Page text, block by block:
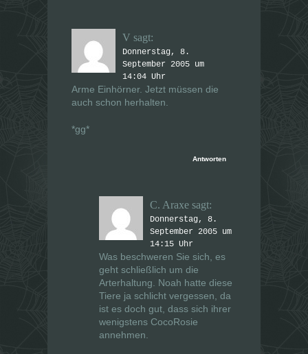
V sagt:
Donnerstag, 8.
September 2005 um
14:04 Uhr
Arme Einhörner. Jetzt müssen die
auch schon herhalten.
*gg*
Antworten
C. Araxe sagt:
Donnerstag, 8.
September 2005 um
14:15 Uhr
Was beschweren Sie sich, es
geht schließlich um die
Arterhaltung. Noah hatte diese
Tiere ja schlicht vergessen, da
ist es doch gut, dass sich ihrer
wenigstens CocoRosie
annehmen.